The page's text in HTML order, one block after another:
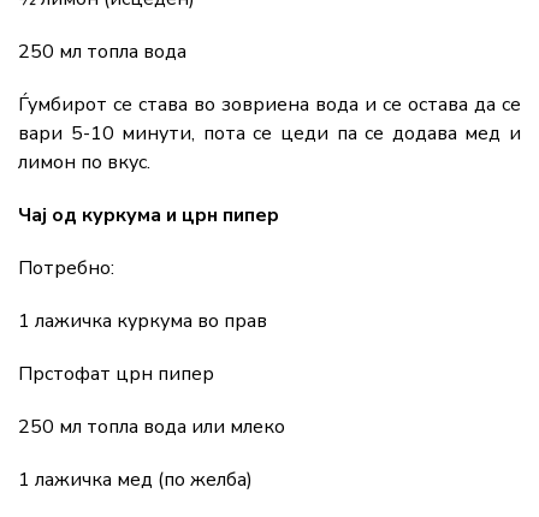
250 мл топла вода
Ѓумбирот се става во зовриена вода и се остава да се
вари 5-10 минути, пота се цеди па се додава мед и
лимон по вкус.
Чај од куркума и црн пипер
Потребно:
1 лажичка куркума во прав
Прстофат црн пипер
250 мл топла вода или млеко
1 лажичка мед (по желба)